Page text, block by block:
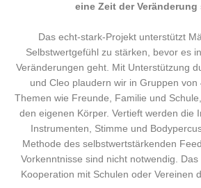
eine Zeit der Veränderung
Das echt-stark-Projekt unterstützt
Selbstwertgefühl zu stärken, bevor es
Veränderungen geht. Mit Unterstützung
und Cleo plaudern wir in Gruppen
Themen wie Freunde, Familie und
den eigenen Körper. Vertieft werden die
Instrumenten, Stimme und
Methode des selbstwertstärkenden
Vorkenntnisse sind nicht notwendig.
Kooperation mit Schulen oder Vereinen